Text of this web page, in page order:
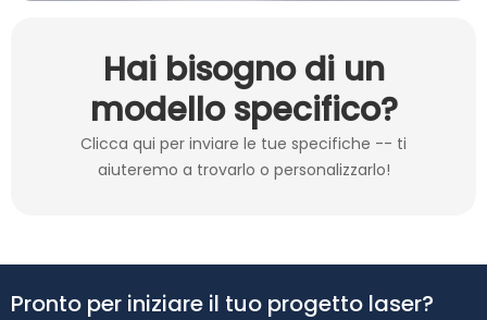
Hai bisogno di un
modello specifico?
Clicca qui per inviare le tue specifiche -- ti
aiuteremo a trovarlo o personalizzarlo!
Pronto per iniziare il tuo progetto laser?